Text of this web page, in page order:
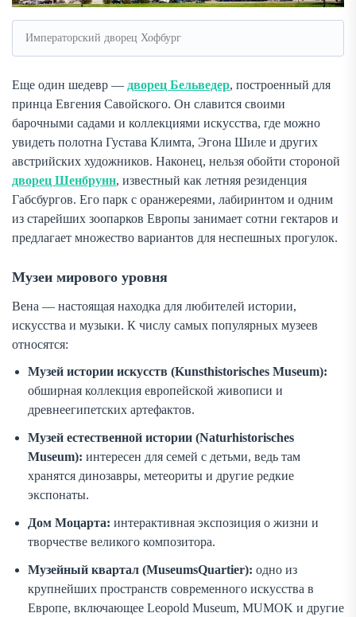
Императорский дворец Хофбург
Еще один шедевр — дворец Бельведер, построенный для
принца Евгения Савойского. Он славится своими
барочными садами и коллекциями искусства, где можно
увидеть полотна Густава Климта, Эгона Шиле и других
австрийских художников. Наконец, нельзя обойти стороной
дворец Шенбрунн, известный как летняя резиденция
Габсбургов. Его парк с оранжереями, лабиринтом и одним
из старейших зоопарков Европы занимает сотни гектаров и
предлагает множество вариантов для неспешных прогулок.
Музеи мирового уровня
Вена — настоящая находка для любителей истории,
искусства и музыки. К числу самых популярных музеев
относятся:
Музей истории искусств (Kunsthistorisches Museum):
обширная коллекция европейской живописи и
древнеегипетских артефактов.
Музей естественной истории (Naturhistorisches
Museum): интересен для семей с детьми, ведь там
хранятся динозавры, метеориты и другие редкие
экспонаты.
Дом Моцарта: интерактивная экспозиция о жизни и
творчестве великого композитора.
Музейный квартал (MuseumsQuartier): одно из
крупнейших пространств современного искусства в
Европе, включающее Leopold Museum, MUMOK и другие